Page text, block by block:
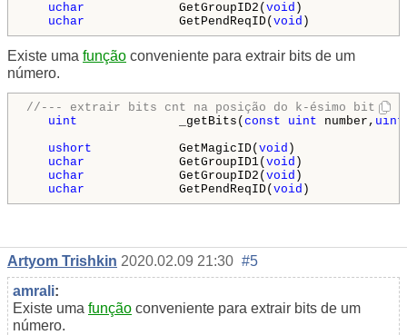
uchar GetGroupID2( void
uchar GetPendReqID( void
Existe uma função conveniente para extrair bits de um
número.
//--- extrair bits cnt na posição do k-ésimo bit
uint _getBits( const uint number, uint
ushort GetMagicID( void
uchar GetGroupID1( void
uchar GetGroupID2( void
uchar GetPendReqID( void
Artyom Trishkin 2020.02.09 21:30 #5
amrali:
Existe uma função conveniente para extrair bits de um
número.